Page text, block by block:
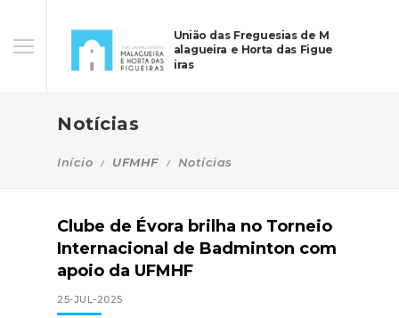
União das Freguesias de M
alagueira e Horta das Figue
iras
Notícias
Início UFMHF Notícias
Clube de Évora brilha no Torneio
Internacional de Badminton com
apoio da UFMHF
25-JUL-2025